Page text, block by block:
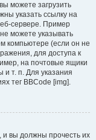
можете загрузить
указать ссылку на
сервере. Пример
можете указывать
компьютере (если он не
для доступа к
на почтовые ящики
т. п. Для указания
тег BBCode [img].
вы должны прочесть их